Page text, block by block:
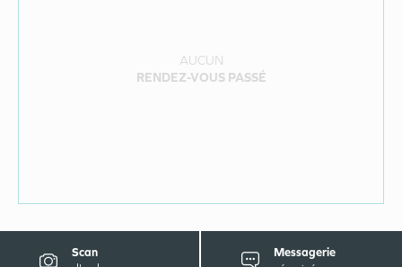
AUCUN
RENDEZ-VOUS PASSÉ
Scan
Messagerie